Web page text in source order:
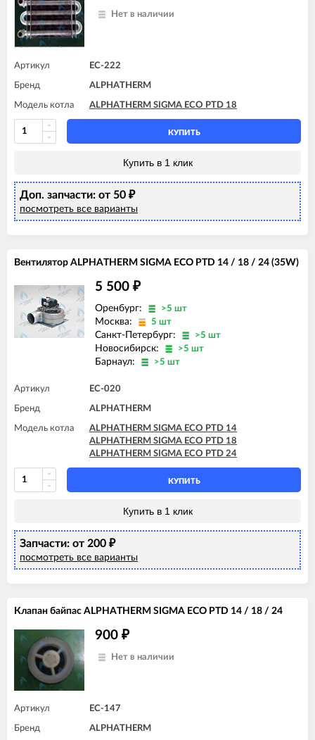
Нет в наличии
Артикул EC-222
Бренд ALPHATHERM
Модель котла ALPHATHERM SIGMA ECO PTD 18
КУПИТЬ
Купить в 1 клик
Доп. запчасти: от 50 ₽
посмотреть все варианты
Вентилятор ALPHATHERM SIGMA ECO PTD 14 / 18 / 24 (35W)
5 500 ₽
Оренбург: >5 шт
Москва: 5 шт
Санкт-Петербург: >5 шт
Новосибирск: >5 шт
Барнаул: >5 шт
Артикул EC-020
Бренд ALPHATHERM
Модель котла
ALPHATHERM SIGMA ECO PTD 14
ALPHATHERM SIGMA ECO PTD 18
ALPHATHERM SIGMA ECO PTD 24
КУПИТЬ
Купить в 1 клик
Запчасти: от 200 ₽
посмотреть все варианты
Клапан байпас ALPHATHERM SIGMA ECO PTD 14 / 18 / 24
900 ₽
Нет в наличии
Артикул EC-147
Бренд ALPHATHERM